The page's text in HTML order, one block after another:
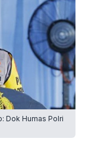
Dok Humas Polri